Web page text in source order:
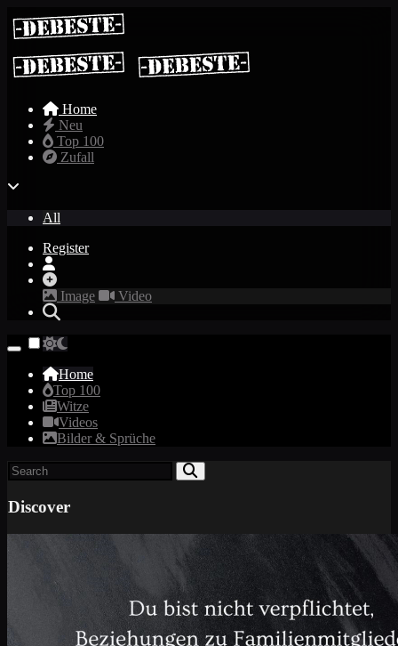
Home
Neu
Top 100
Zufall
All
Register
Image Video
Home
Top 100
Witze
Videos
Bilder & Sprüche
Discover